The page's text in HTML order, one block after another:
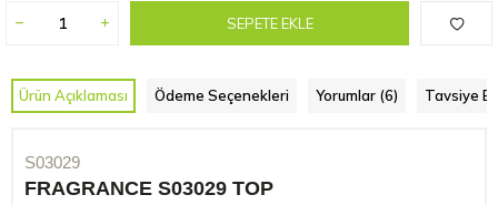
SEPETE EKLE
Ürün Açıklaması Ödeme Seçenekleri Yorumlar (6) Tavsiye Et
S03029
FRAGRANCE S03029 TOP